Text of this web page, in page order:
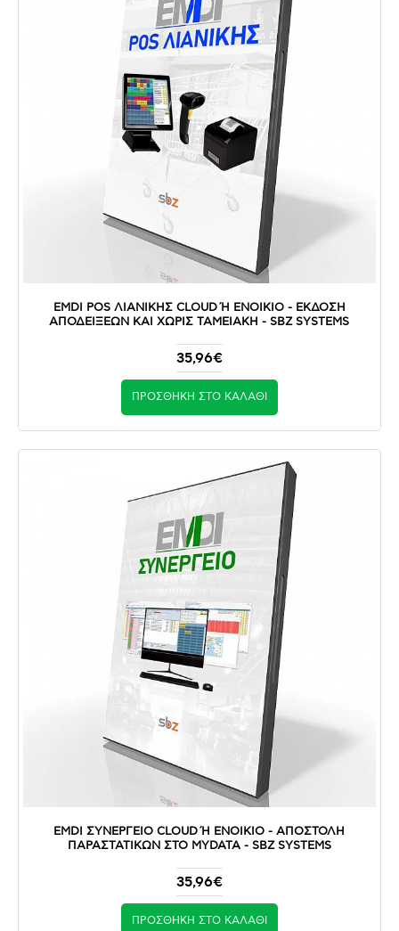
EMDI POS ΛΙΑΝΙΚΗΣ CLOUD Ή ΕΝΟΙΚΙΟ - ΈΚΔΟΣΗ Α
ΠΟΔΕΊΞΕΩΝ ΚΑΙ ΧΩΡΊΣ ΤΑΜΕΙΑΚΉ - SBZ SYSTEMS
35,96€
ΠΡΟΣΘΉΚΗ ΣΤΟ ΚΑΛΆΘΙ
EMDI ΣΥΝΕΡΓΕΙΟ CLOUD Ή ΕΝΟΙΚΙΟ - ΑΠΟΣΤΟΛΉ Π
ΑΡΑΣΤΑΤΙΚΏΝ ΣΤΟ MYDATA - SBZ SYSTEMS
35,96€
ΠΡΟΣΘΉΚΗ ΣΤΟ ΚΑΛΆΘΙ